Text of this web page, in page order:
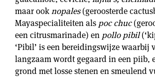
maar ooknopales(geroosterde
Mayaspecialiteiten als poc chuc
een citrusmarinade) en pollo pibil
‘Pibil’ is een bereidingswijze waarbij
langzaam wordt gegaard in een piib,
grond met losse stenen en smeulend